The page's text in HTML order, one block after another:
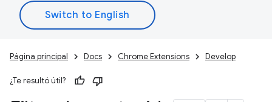
Página principal Docs Chrome Extensions Develop
¿Te resultó útil?